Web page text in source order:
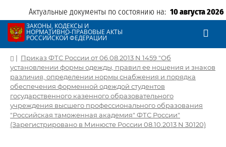
Актуальные документы по состоянию на: 10 августа 2026
ЗАКОНЫ, КОДЕКСЫ И
НОРМАТИВНО-ПРАВОВЫЕ АКТЫ
РОССИЙСКОЙ ФЕДЕРАЦИИ
| Приказ ФТС России от 06.08.2013 N 1459 "Об
установлении формы одежды, правил ее ношения и знаков
различия, определении нормы снабжения и порядка
обеспечения форменной одеждой студентов
государственного казенного образовательного
учреждения высшего профессионального образования
"Российская таможенная академия" ФТС России"
(Зарегистрировано в Минюсте России 08.10.2013 N 30120)